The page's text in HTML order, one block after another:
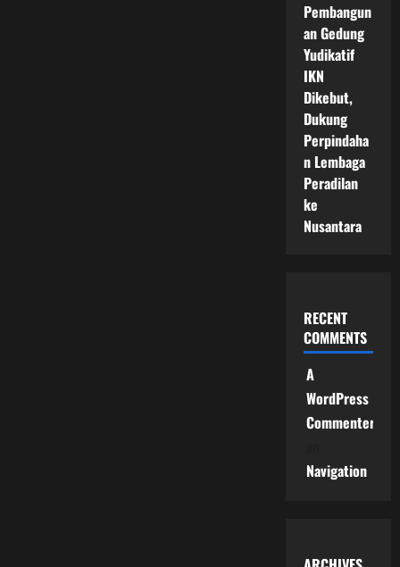
Pembangun
an Gedung
Yudikatif
IKN
Dikebut,
Dukung
Perpindaha
n Lembaga
Peradilan
ke
Nusantara
RECENT
COMMENTS
A
WordPress
Commenter
Navigation